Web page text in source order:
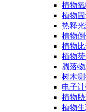
植物
植物
热释
植物
植物
植物
凋落
树木
电子
植物
植物